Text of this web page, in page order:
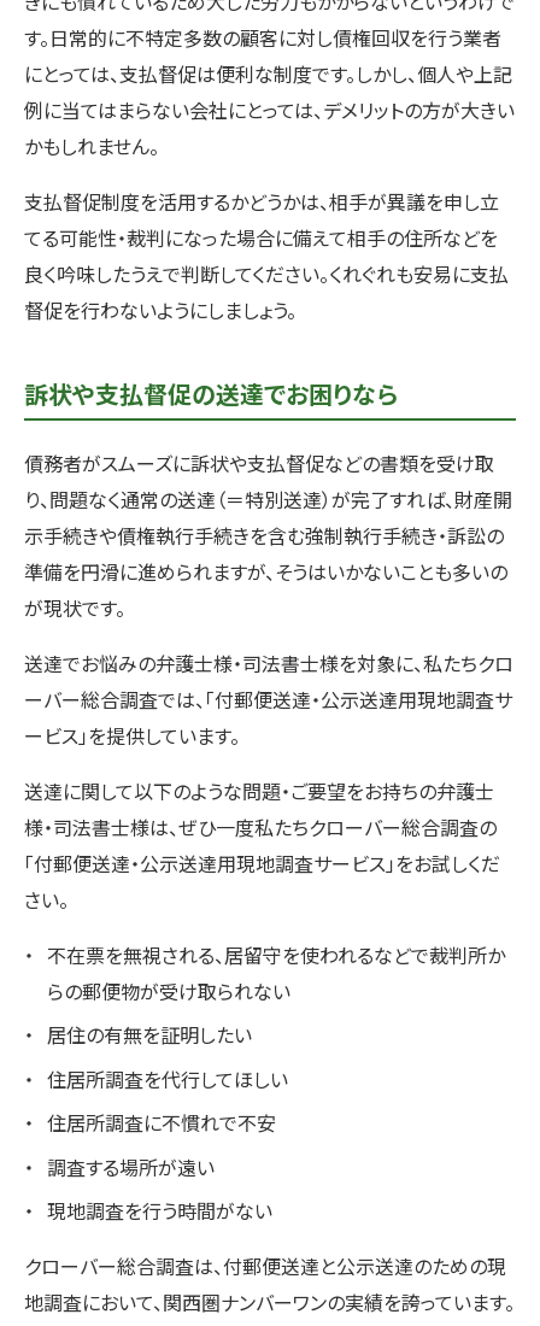
す。日常的に不特定多数の顧客に対し債権回収を行う業者
にとっては、支払督促は便利な制度です。しかし、個人や上記
例に当てはまらない会社にとっては、デメリットの方が大きい
かもしれません。
支払督促制度を活用するかどうかは、相手が異議を申し立
てる可能性・裁判になった場合に備えて相手の住所などを
良く吟味したうえで判断してください。くれぐれも安易に支払
督促を行わないようにしましょう。
訴状や支払督促の送達でお困りなら
債務者がスムーズに訴状や支払督促などの書類を受け取
り、問題なく通常の送達（＝特別送達）が完了すれば、財産開
示手続きや債権執行手続きを含む強制執行手続き・訴訟の
準備を円滑に進められますが、そうはいかないことも多いの
が現状です。
送達でお悩みの弁護士様・司法書士様を対象に、私たちクロ
ーバー総合調査では、「付郵便送達・公示送達用現地調査サ
ービス」を提供しています。
送達に関して以下のような問題・ご要望をお持ちの弁護士
様・司法書士様は、ぜひ一度私たちクローバー総合調査の
「付郵便送達・公示送達用現地調査サービス」をお試しくだ
さい。
不在票を無視される、居留守を使われるなどで裁判所か
らの郵便物が受け取られない
居住の有無を証明したい
住居所調査を代行してほしい
住居所調査に不慣れで不安
調査する場所が遠い
現地調査を行う時間がない
クローバー総合調査は、付郵便送達と公示送達のための現
地調査において、関西圏ナンバーワンの実績を誇っています。